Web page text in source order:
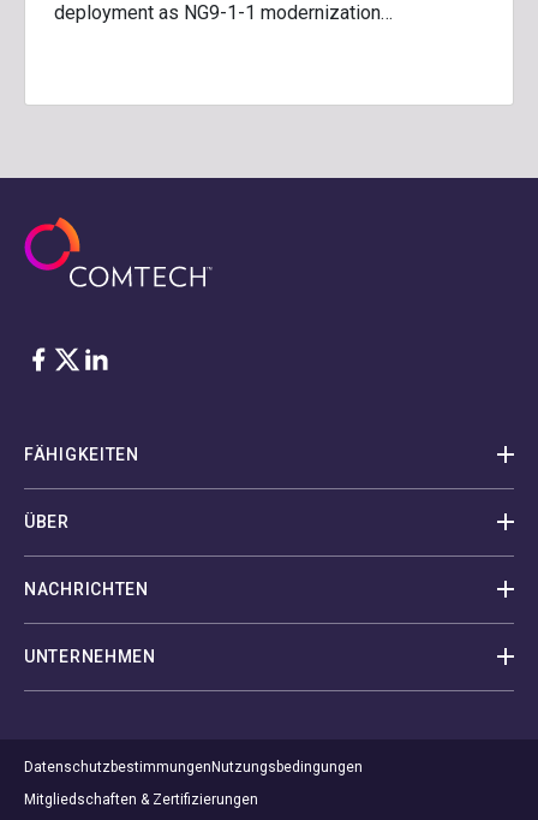
deployment as NG9-1-1 modernization…
Facebook
Twitter
LinkedIn
FÄHIGKEITEN
ÜBER
NACHRICHTEN
UNTERNEHMEN
DatenschutzbestimmungenNutzungsbedingungen
Mitgliedschaften & Zertifizierungen